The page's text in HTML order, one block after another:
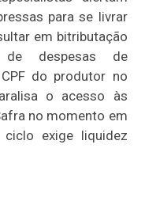
para se livrar
em bitributação
despesas de
do produtor no
o acesso às
no momento em
exige liquidez